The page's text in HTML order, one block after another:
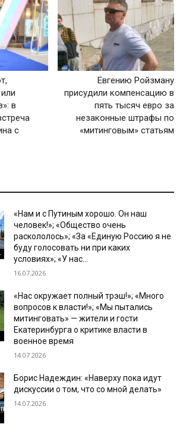
в
с
Евгению Ройзману
присудили компенсацию в
пять тысяч евро за
незаконные штрафы по
«митинговым» статьям
«Нам и с Путиным хорошо. Он наш
человек!»; «Общество очень
раскололось»; «За «Единую Россию я не
буду голосовать ни при каких
условиях»; «У нас...
16.07.2026
«Нас окружает полный трэш!»; «Много
вопросов к власти!»; «Мы пытались
митинговать» — жители и гости
Екатеринбурга о критике власти в
военное время
14.07.2026
Борис Надеждин: «Наверху пока идут
дискуссии о том, что со мной делать»
14.07.2026